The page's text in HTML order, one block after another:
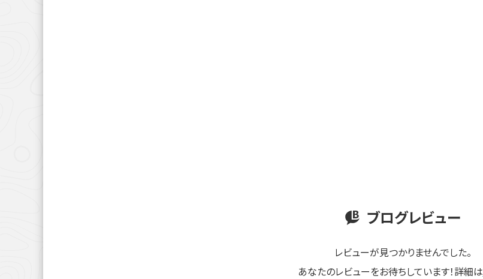
ブログレビュー
レビューが見つかりませんでした。
あなたのレビューをお待ちしています！詳細は